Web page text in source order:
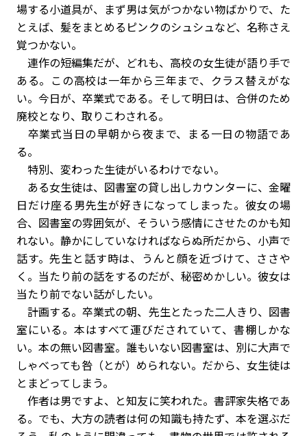
場する小道具が、まず男は気がつかない物ばかりで、た
とえば、髪をまとめるピンクのシュシュなど、名称さえ
覚つかない。
連作の短編集だが、どれも、高校の女生徒が語り手で
ある。この高校は一年から三年まで、クラス替えがな
い。今日が、卒業式である。そして明日は、合併のため
廃校となり、取りこわされる。
卒業式当日の早朝から夜まで、まる一日の物語であ
る。
特別、変わった生徒がいるわけでない。
ある女生徒は、図書室の貸し出しカウンターに、金曜
日だけ座る男先生が好きになってしまった。彼女の場
合、図書室の雰囲気が、そういう感情にさせたのかも知
れない。静かにしていなければならぬ所だから、小声で
話す。先生と話す時は、うんと顔を近づけて、ささや
く。当たり前の話をするのだが、秘密めかしい。彼女は
当たり前でない話がしたい。
計画する。卒業式の朝、先生とたった二人きり、図書
室にいる。本はすべて運びだされていて、書棚しかな
い。本の無い図書室。誰もいない図書室は、別に大声で
しゃべっても咎（とが）められない。だから、女生徒は
とまどってしまう。
作者は男ですよ、と知友に笑われた。書評家失格であ
る。でも、大方の読者は何の知識も持たず、本を選ぶだ